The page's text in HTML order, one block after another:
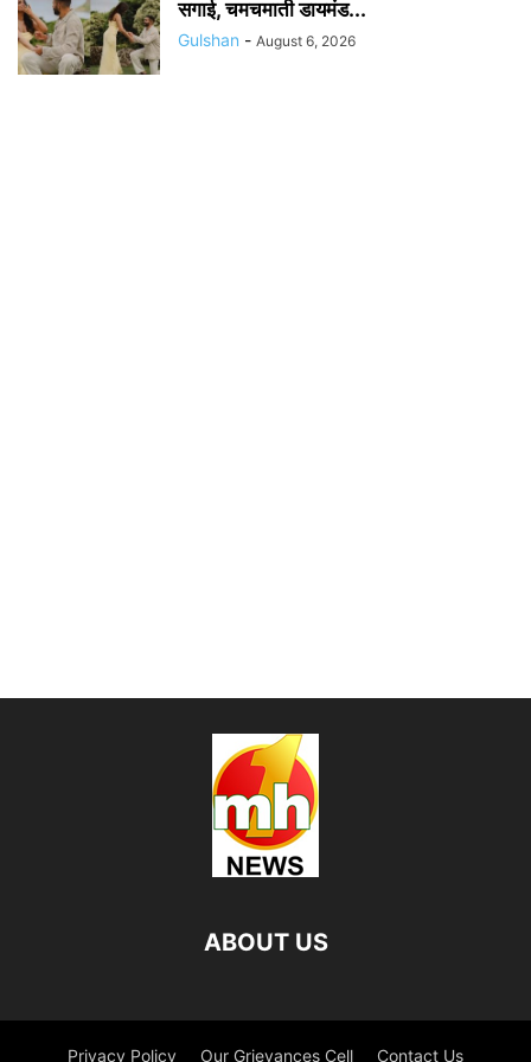
सगाई, चमचमाती डायमंड...
Gulshan - August 6, 2026
ABOUT US
Privacy Policy Our Grievances Cell Contact Us